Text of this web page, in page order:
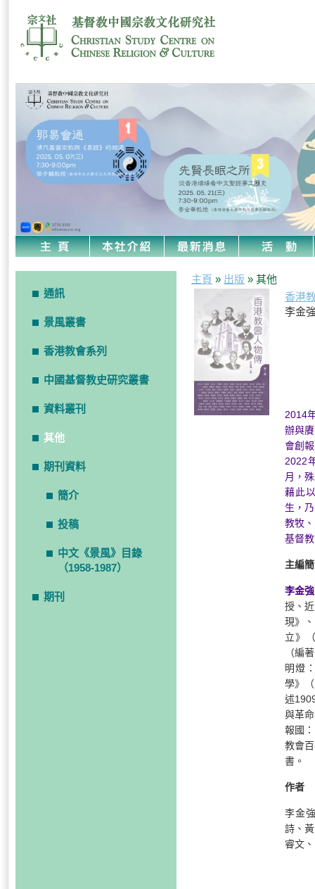
通訊
景風叢書
香港教會系列
中國基督教史研究叢書
資料叢刊
其他
期刊資料
簡介
投稿
中文《景風》目錄
（1958-1987）
期刊
主頁 » 出版 » 其他
香港
李金
2014
辦與
會創
2022
月，
藉此
生，
教牧
基督
主編
李金強
授、
現》
立》
（編
明燈
學》
述
與革
報國
教會
書。
作者
李金
詩、
睿文